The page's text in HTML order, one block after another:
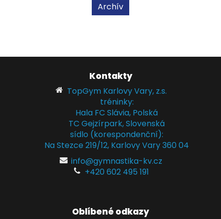
Archív
Kontakty
TopGym Karlovy Vary, z.s.
tréninky:
Hala FC Slávia, Polská
TC Gejzírpark, Slovenská
sídlo (korespondenční):
Na Stezce 219/12, Karlovy Vary 360 04
info@gymnastika-kv.cz
+420 602 495 191
Oblíbené odkazy